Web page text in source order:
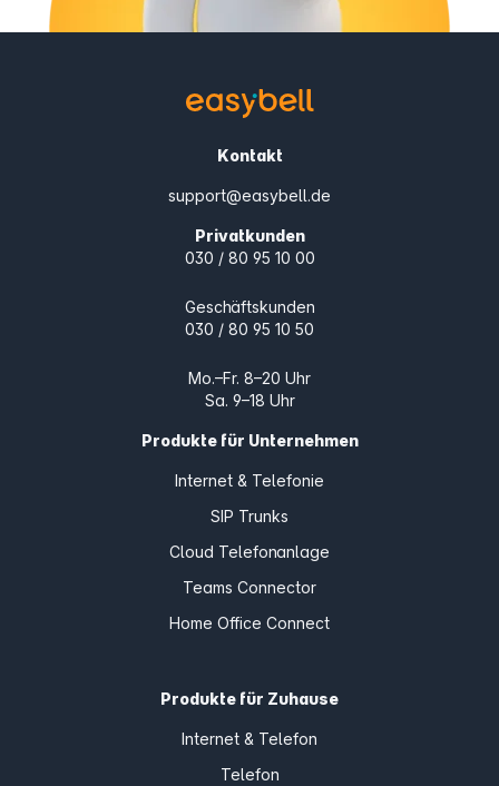
Kontakt
support@easybell.de
Privatkunden
030 / 80 95 10 00
Geschäftskunden
030 / 80 95 10 50
Mo.–Fr. 8–20 Uhr
Sa. 9–18 Uhr
Produkte für Unternehmen
Internet & Telefonie
SIP Trunks
Cloud Telefonanlage
Teams Connector
Home Office Connect
Produkte für Zuhause
Internet & Telefon
Telefon